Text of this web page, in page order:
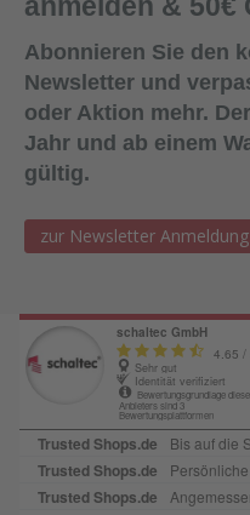
Abonnieren Sie den
Newsletter und
oder Aktion mehr.
Jahr und ab einem
gültig.
zur Newsletter Anmeldung